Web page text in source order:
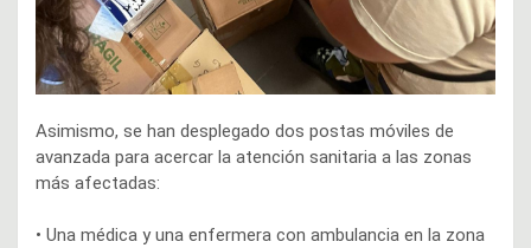
Asimismo, se han desplegado dos postas móviles de
avanzada para acercar la atención sanitaria a las zonas
más afectadas:
• Una médica y una enfermera con ambulancia en la zona